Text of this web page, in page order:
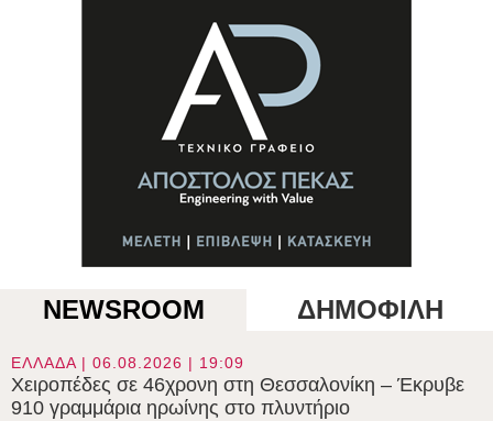
NEWSROOM ΔΗΜΟΦΙΛΗ
ΕΛΛΑΔΑ | 06.08.2026 | 19:09
Χειροπέδες σε 46χρονη στη Θεσσαλονίκη – Έκρυβε
910 γραμμάρια ηρωίνης στο πλυντήριο